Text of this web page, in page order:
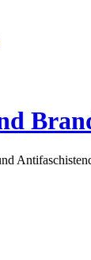
Antifaschisten